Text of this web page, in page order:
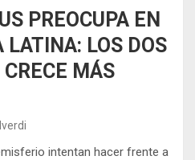
PREOCUPA EN
LOS DOS
CRECE MÁS
intentan hacer frente a